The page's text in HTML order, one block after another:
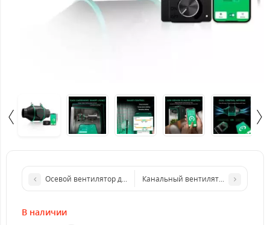
Осевой вентилятор для обдува Mars Hydro 6"
Канальный вентилятор Mars Hydro
В наличии